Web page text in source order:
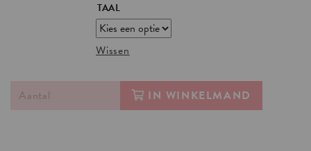
TAAL
Wissen
IN WINKELMAND